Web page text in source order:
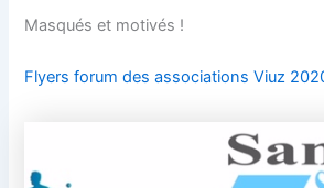
Masqués et motivés !
Flyers forum des associations Viuz